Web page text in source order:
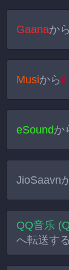
Gaanaから
Musiから
eSoundか
JioSaavn
QQ音乐
へ転送する